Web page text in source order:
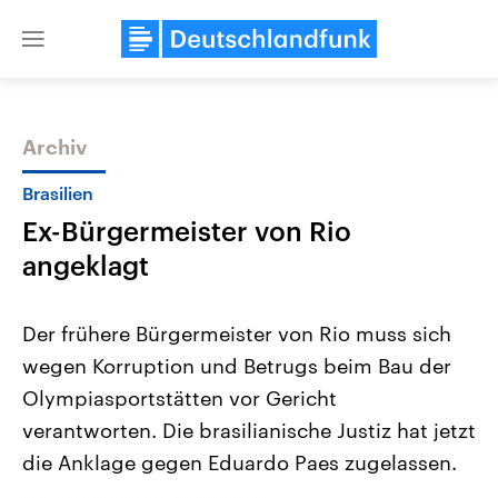
Close
Themen
Landtagswahl Sachsen-Anhalt
2026
Alle Informationen
Sachsen-Anhalt wählt am 6.
September 2026 einen neuen
Landtag. Seit 2021 wird das
USA
Aktuelle Beiträge,
Hintergründe
Wirtschaftlich und
gehören die Vereinigten
den mächtigsten Ländern
Archiv
Brasilien
Ex-Bürgermeister von Rio
angeklagt
Der frühere Bürgermeister von Rio muss sich
wegen Korruption und Betrugs beim Bau der
Olympiasportstätten vor Gericht
verantworten. Die brasilianische Justiz hat jetzt
die Anklage gegen Eduardo Paes zugelassen.